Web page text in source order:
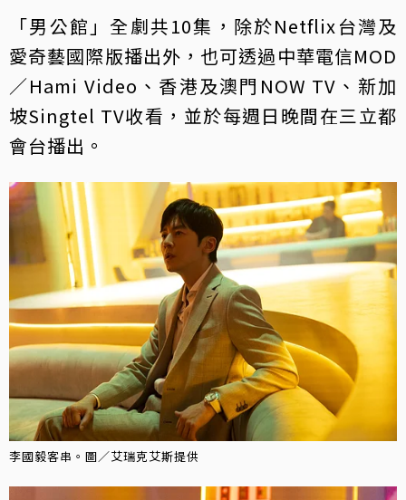
「男公館」全劇共10集，除於Netflix台灣及
愛奇藝國際版播出外，也可透過中華電信MOD
／Hami Video、香港及澳門NOW TV、新加
坡Singtel TV收看，並於每週日晚間在三立都
會台播出。
李國毅客串。圖／艾瑞克艾斯提供